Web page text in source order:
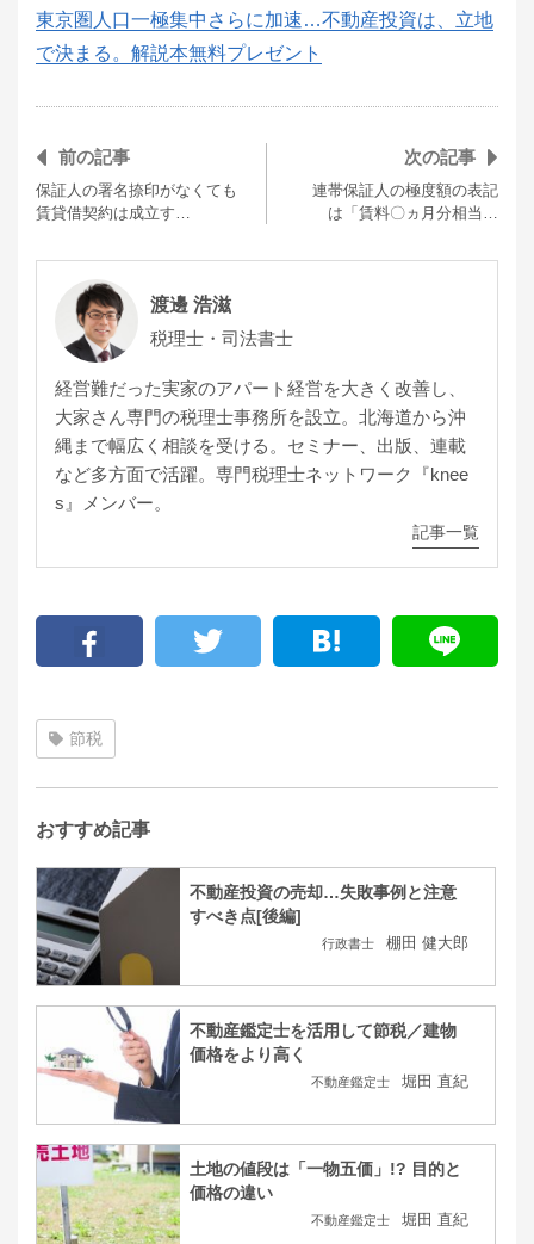
東京圏人口一極集中さらに加速…不動産投資は、立地
で決まる。解説本無料プレゼント
前の記事
保証人の署名捺印がなくても
賃貸借契約は成立す…
次の記事
連帯保証人の極度額の表記
は「賃料〇ヵ月分相当…
渡邊 浩滋
税理士・司法書士
経営難だった実家のアパート経営を大きく改善し、
大家さん専門の税理士事務所を設立。北海道から沖
縄まで幅広く相談を受ける。セミナー、出版、連載
など多方面で活躍。専門税理士ネットワーク『knee
s』メンバー。
記事一覧
節税
おすすめ記事
不動産投資の売却…失敗事例と注意
すべき点[後編]
行政書士 棚田 健大郎
不動産鑑定士を活用して節税／建物
価格をより高く
不動産鑑定士 堀田 直紀
土地の値段は「一物五価」!? 目的と
価格の違い
不動産鑑定士 堀田 直紀